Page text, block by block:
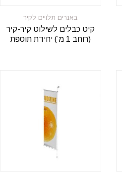
באנרים תלויים לקיר
קיט כבלים לשילוט קיר-קיר
(רוחב 1 מ’) יחידת תוספת